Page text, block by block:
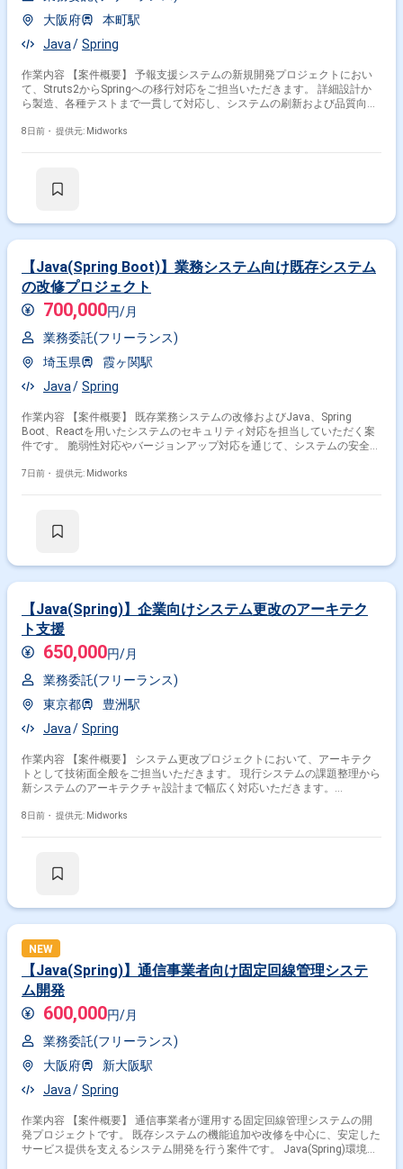
大阪府
本町駅
Java
Spring
作業内容 【案件概要】 予報支援システムの新規開発プロジェクトにおい
て、Struts2からSpringへの移行対応をご担当いただきます。 詳細設計か
ら製造、各種テストまで一貫して対応し、システムの刷新および品質向上
での業務となります。 モダナイゼーションを推進する開発メンバーとして
体試験の実施および不具合修正対応を行っていただきます ・結合試験の実
8日前・ 提供元: Midworks
【Java(Spring Boot)】業務システム向け既存システム
の改修プロジェクト
700,000円/月
業務委託(フリーランス)
埼玉県
霞ヶ関駅
Java
Spring
作業内容 【案件概要】 既存業務システムの改修およびJava、Spring
Boot、Reactを用いたシステムのセキュリティ対応を担当していただく案
件です。 脆弱性対応やバージョンアップ対応を通じて、システムの安全性
レビューの品質向上および生産性向上にも取り組みます。 お客様と直接要
ウェアのバージョンアップ対応 ・AIツールを活用した製造、テスト、レビ
7日前・ 提供元: Midworks
【Java(Spring)】企業向けシステム更改のアーキテク
ト支援
650,000円/月
業務委託(フリーランス)
東京都
豊洲駅
Java
Spring
作業内容 【案件概要】 システム更改プロジェクトにおいて、アーキテク
トとして技術面全般をご担当いただきます。 現行システムの課題整理から
新システムのアーキテクチャ設計まで幅広く対応いただきます。
推進いただきます。 関係者と連携しながら、システム全体の品質向上およ
題の解決を行っていただきます ・開発チームへの技術支援およびレビュー
8日前・ 提供元: Midworks
NEW
【Java(Spring)】通信事業者向け固定回線管理システ
ム開発
600,000円/月
業務委託(フリーランス)
大阪府
新大阪駅
Java
Spring
作業内容 【案件概要】 通信事業者が運用する固定回線管理システムの開
発プロジェクトです。 既存システムの機能追加や改修を中心に、安定した
サービス提供を支えるシステム開発を行う案件です。 Java(Spring)環境に